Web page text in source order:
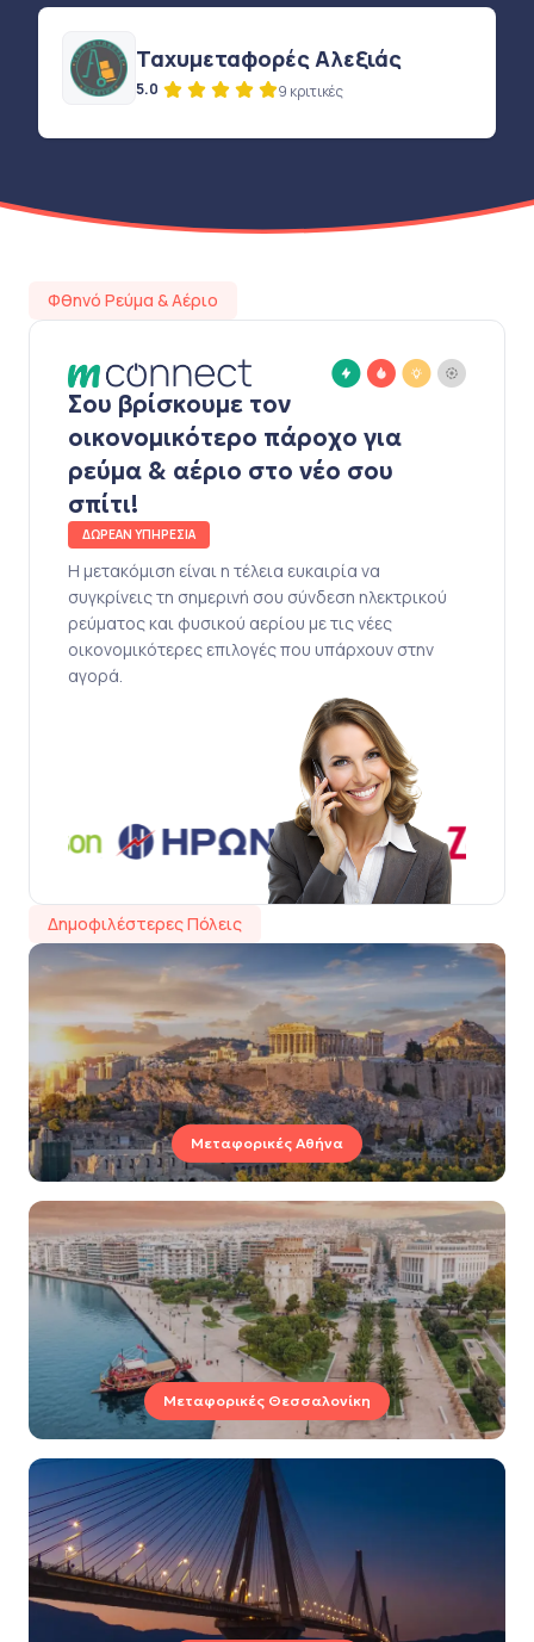
Ταχυμεταφορές Αλεξιάς
5.0 9 κριτικές
Φθηνό Ρεύμα & Αέριο
Σου βρίσκουμε τον
οικονομικότερο πάροχο για
ρεύμα & αέριο στο νέο σου
σπίτι!
ΔΩΡΕΑΝ ΥΠΗΡΕΣΙΑ
Η μετακόμιση είναι η τέλεια ευκαιρία να
συγκρίνεις τη σημερινή σου σύνδεση ηλεκτρικού
ρεύματος και φυσικού αερίου με τις νέες
οικονομικότερες επιλογές που υπάρχουν στην
αγορά.
Δημοφιλέστερες Πόλεις
Μεταφορικές Αθήνα
Μεταφορικές Θεσσαλονίκη